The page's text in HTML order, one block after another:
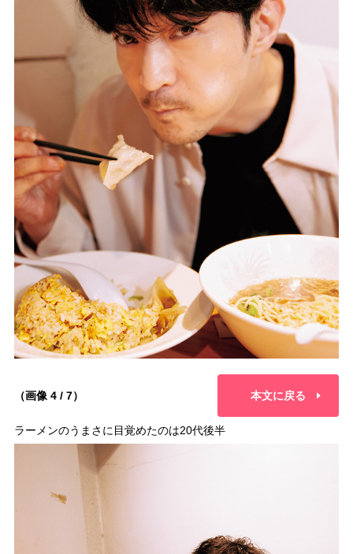
（画像 4 / 7） 本文に戻る
ラーメンのうまさに目覚めたのは20代後半